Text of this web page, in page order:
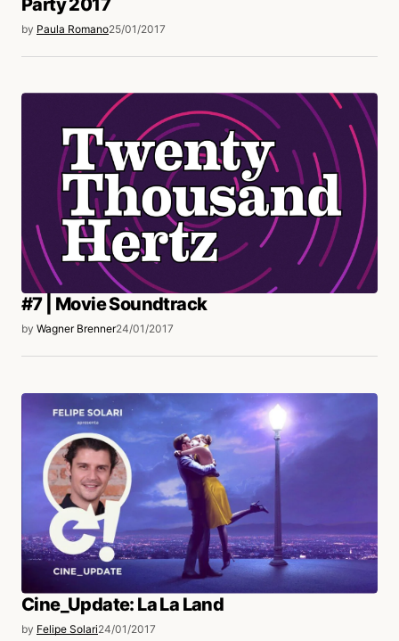
Party 2017
by Paula Romano25/01/2017
#7 | Movie Soundtrack
by Wagner Brenner24/01/2017
Cine_Update: La La Land
by Felipe Solari24/01/2017